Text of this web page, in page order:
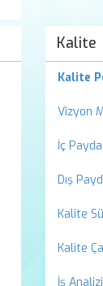
Kalite
Kalite
Vizyon
İç
Dış
Kalite
Kalite
İş